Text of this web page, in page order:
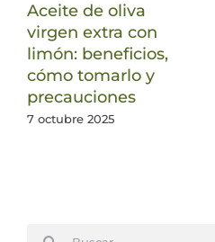
Aceite de oliva
virgen extra con
limón: beneficios,
cómo tomarlo y
precauciones
7 octubre 2025
Buscar: